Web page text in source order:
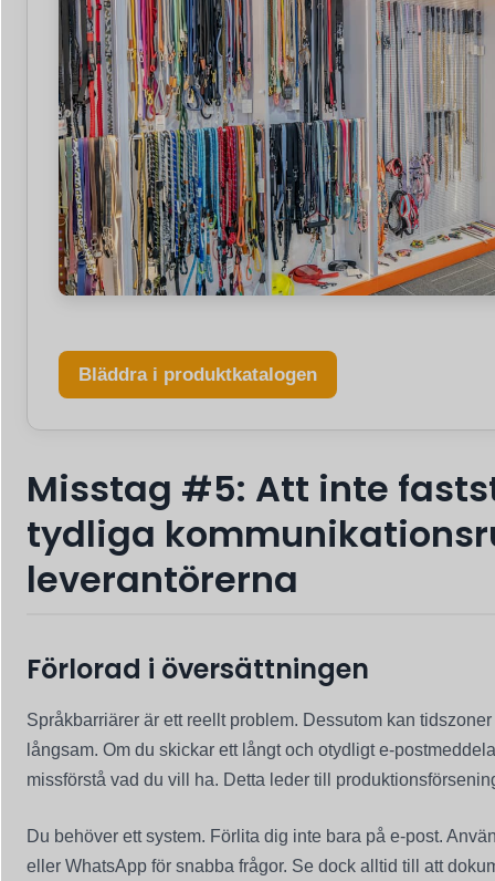
Bläddra i produktkatalogen
Misstag #5: Att inte
tydliga
leverantörerna
Förlorad i översättningen
Språkbarriärer är ett reellt problem. Dessutom kan
långsam. Om du skickar ett långt och otydligt e-
missförstå vad du vill ha. Detta leder till
Du behöver ett system. Förlita dig inte bara på e-post.
eller WhatsApp för snabba frågor. Se dock alltid till att